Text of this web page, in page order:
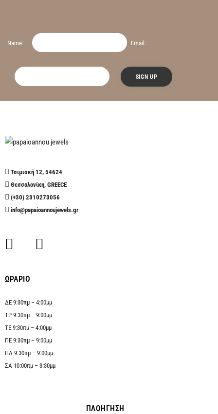
Name: Email:
Τσιμισκή 12, 54624
Θεσσαλονίκη, GREECE
(+30) 2310273056
info@papaioannoujewels.gr
ΩΡΑΡΙΟ
ΔΕ 9:30πμ – 4:00μμ
ΤΡ 9:30πμ – 9:00μμ
ΤΕ 9:30πμ – 4:00μμ
ΠΕ 9:30πμ – 9:00μμ
ΠΑ 9:30πμ – 9:00μμ
ΣΑ 10:00πμ – 3:30μμ
ΠΛΟΗΓΗΣΗ